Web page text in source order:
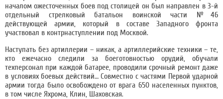
началом ожесточенных боев под столицей он был направлен в 3-й
отдельный стрелковый батальон воинской части №46
действующей армии, который в составе Западного фронта
участвовал в контрнаступлении под Москвой.
Наступать без артиллерии – никак, а артиллерийские техники – те,
кто ежечасно следили за боеготовностью орудий, обучали
техперсонал при каждой батарее, проводили срочный ремонт даже
в условиях боевых действий… Совместно с частями Первой ударной
армии тогда было освобождено от врага 650 населенных пунктов,
в том числе Яхрома, Клин, Шаховская.